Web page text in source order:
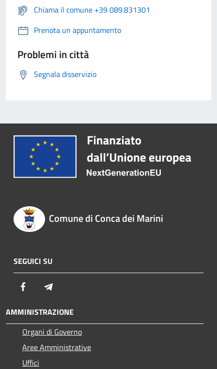
Chiama il comune +39 089.831301
Prenota un appuntamento
Problemi in città
Segnala disservizio
Comune di Conca dei Marini
SEGUICI SU
Facebook
AMMINISTRAZIONE
Organi di Governo
Aree Amministrative
Uffici